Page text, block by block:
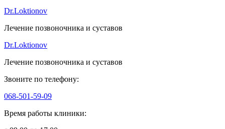
Dr.Loktionov
Лечение позвоночника и суставов
Dr.Loktionov
Лечение позвоночника и суставов
Звоните по телефону:
068-501-59-09
Время работы клиники: